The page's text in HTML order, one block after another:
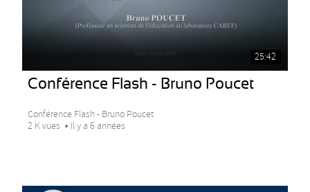
25:42
Conférence Flash - Bruno Poucet
Conférence Flash - Bruno Poucet
2 K vues
Il y a 6 années